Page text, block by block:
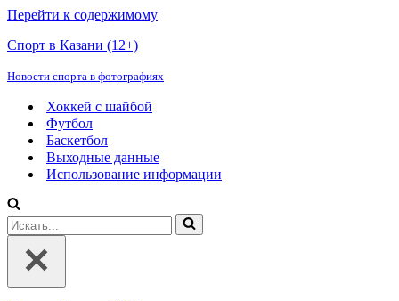
Перейти к содержимому
Спорт в Казани (12+)
Новости спорта в фотографиях
Хоккей с шайбой
Футбол
Баскетбол
Выходные данные
Использование информации
Искать...